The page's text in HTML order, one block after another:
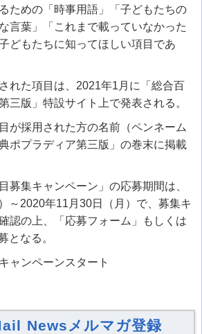
ための「時事用語」「子どもたちの
言葉」「これまで載っていなかった
どもたちに知ってほしい項目であ
れた項目は、2021年1月に「総合百
三版」特設サイト上で発表される。
が採用された方の名前（ペンネーム
ポプラディア第三版」の巻末に掲載
募集キャンペーン」の応募期間は、
～2020年11月30日（月）で、募集キ
認の上、「応募フォーム」もしくは
となる。
ャンペーンスタート
Newsメルマガ登録